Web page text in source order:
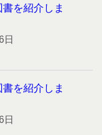
を紹介しま
日
を紹介しま
日